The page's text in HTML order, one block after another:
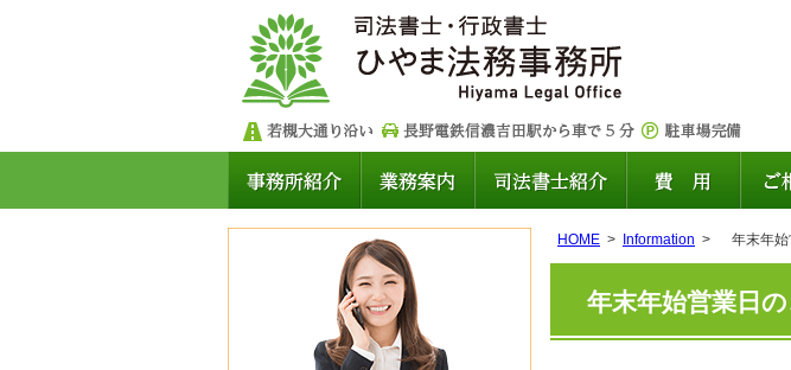
HOME Information 年末年始
年末年始営業日